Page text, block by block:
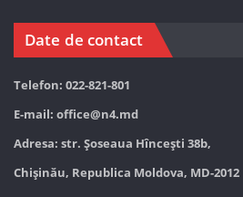
Date de contact
Telefon: 022-821-801
E-mail: office@n4.md
Adresa: str. Șoseaua Hînceşti 38b,
Chișinău, Republica Moldova, MD-2012